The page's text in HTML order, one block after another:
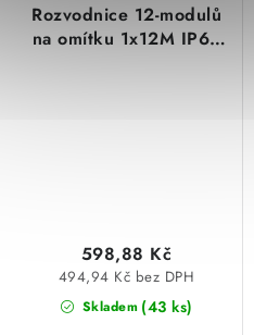
Rozvodnice 12-modulů
na omítku 1x12M IP65
Skladem (43 ks)
494,94 Kč bez DPH
598,88 Kč